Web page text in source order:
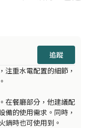
追蹤
注重水電配置的細節，
在餐廳部分，他建議配
備的使用需求。同時，
鍋時也可使用到。